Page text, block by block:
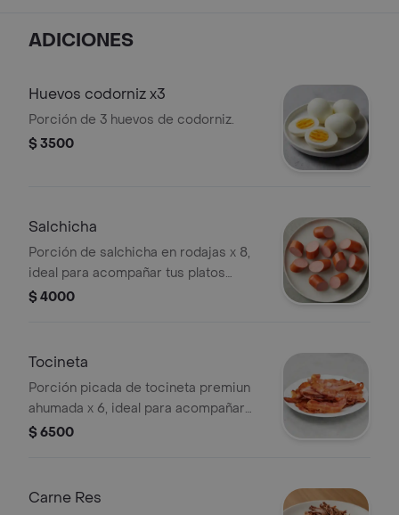
ADICIONES
Huevos codorniz x3
Porción de 3 huevos de codorniz.
$ 3500
Salchicha
Porción de salchicha en rodajas x 8,
ideal para acompañar tus platos
favoritos.
$ 4000
Tocineta
Porción picada de tocineta premiun
ahumada x 6, ideal para acompañar
tus platos favoritos.
$ 6500
Carne Res